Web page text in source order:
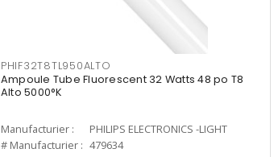
PHIF32T8TL950ALTO
Ampoule Tube Fluorescent 32 Watts 48 po T8
Alto 5000°K
Manufacturier :
PHILIPS ELECTRONICS -LIGHT
# Manufacturier : 479634